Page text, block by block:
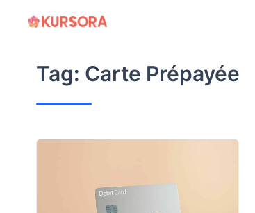
Tag: Carte Prépayée